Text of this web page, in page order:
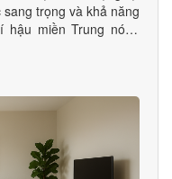
trọng và khả năng
miền Trung nóng
quả. Tại Đà
khách hàng gia đình,
tin dùng.